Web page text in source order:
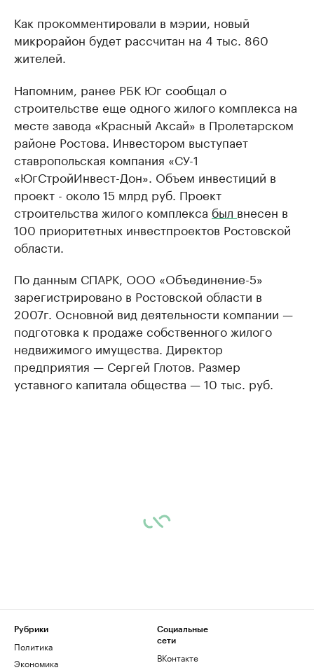
Как прокомментировали в мэрии, новый
микрорайон будет рассчитан на 4 тыс. 860
жителей.
Напомним, ранее РБК Юг сообщал о
строительстве еще одного жилого комплекса на
месте завода «Красный Аксай» в Пролетарском
районе Ростова. Инвестором выступает
ставропольская компания «СУ-1
«ЮгСтройИнвест-Дон». Объем инвестиций в
проект - около 15 млрд руб. Проект
строительства жилого комплекса был внесен в
100 приоритетных инвестпроектов Ростовской
области.
По данным СПАРК, ООО «Объединение-5»
зарегистрировано в Ростовской области в
2007г. Основной вид деятельности компании —
подготовка к продаже собственного жилого
недвижимого имущества. Директор
предприятия — Сергей Глотов. Размер
уставного капитала общества — 10 тыс. руб.
Рубрики
Политика
Экономика
Социальные
сети
ВКонтакте